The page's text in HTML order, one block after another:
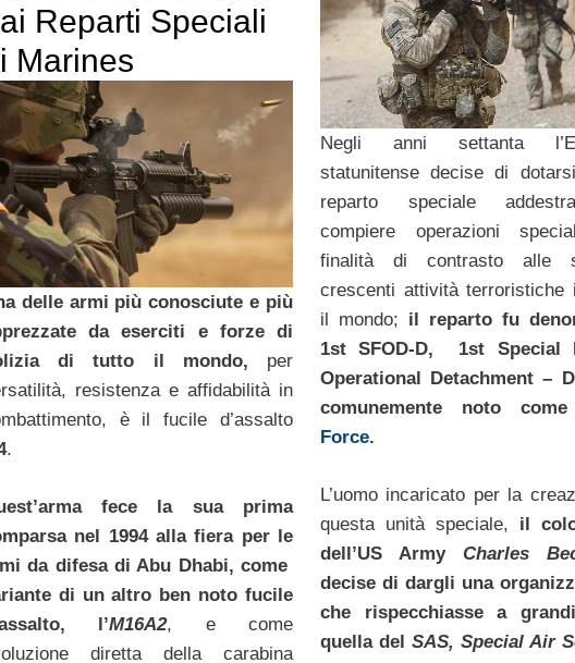
Negli anni settanta
statunitense decise di
reparto speciale
compiere operazioni
finalità di contrasto alle
crescenti attività terroristiche
il mondo; il reparto fu
1st SFOD-D, 1st Special
Operational Detachment –
comunemente noto
Force.
L’uomo incaricato per la
questa unità speciale, il
dell’US Army Charles
decise di dargli una
che rispecchiasse a
quella del SAS, Special Air
Reparti Speciali
Marines
delle armi più conosciute e più
da eserciti e forze di
di tutto il mondo, per
resistenza e affidabilità in
è il fucile d’assalto
.
fece la sua prima
nel 1994 alla fiera per le
da difesa di Abu Dhabi, come
di un altro ben noto fucile
l’M16A2, e come
diretta della carabina